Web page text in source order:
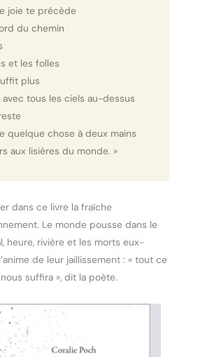
joie te précède
du chemin
et les folles
plus
tous les ciels au-dessus
quelque chose à deux mains
aux lisières du monde. »
dans ce livre la fraîche
Le monde pousse dans le
heure, rivière et les morts eux-
de leur jaillissement : « tout ce
suffira », dit la poète.